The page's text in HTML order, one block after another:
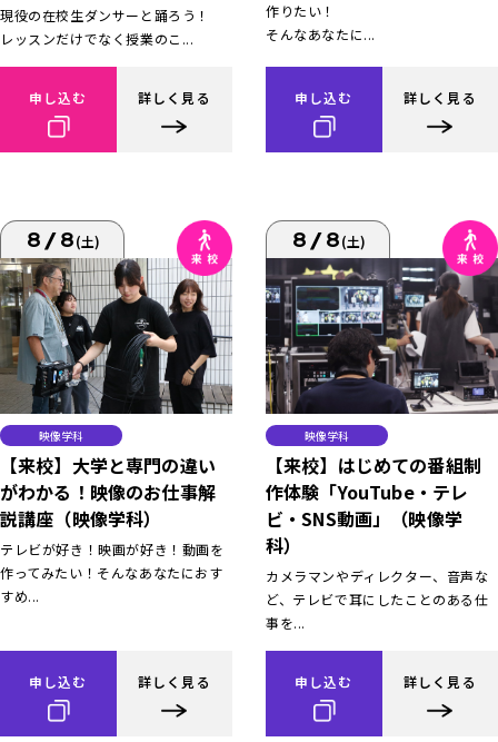
現役の在校生ダンサーと踊ろう！
レッスンだけでなく授業のこ...
申し込む 詳しく見る
作りたい！
そんなあなたに...
申し込む 詳しく見る
8/8(土)
映像学科
【来校】大学と専門の違い
がわかる！映像のお仕事解
説講座（映像学科）
テレビが好き！映画が好き！動画を
作ってみたい！そんなあなたにおす
すめ...
申し込む 詳しく見る
8/8(土)
映像学科
【来校】はじめての番組制
作体験「YouTube・テレ
ビ・SNS動画」（映像学
科）
カメラマンやディレクター、音声な
ど、テレビで耳にしたことのある仕
事を...
申し込む 詳しく見る